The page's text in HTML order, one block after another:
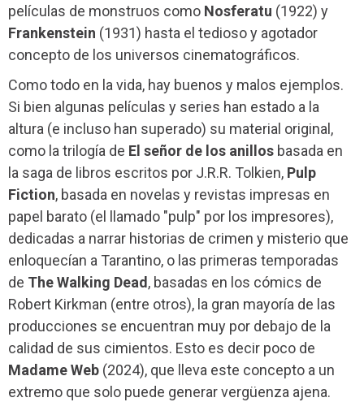
películas de monstruos como Nosferatu (1922) y
Frankenstein (1931) hasta el tedioso y agotador
concepto de los universos cinematográficos.
Como todo en la vida, hay buenos y malos ejemplos.
Si bien algunas películas y series han estado a la
altura (e incluso han superado) su material original,
como la trilogía de El señor de los anillos basada en
la saga de libros escritos por J.R.R. Tolkien, Pulp
Fiction, basada en novelas y revistas impresas en
papel barato (el llamado "pulp" por los impresores),
dedicadas a narrar historias de crimen y misterio que
enloquecían a Tarantino, o las primeras temporadas
de The Walking Dead, basadas en los cómics de
Robert Kirkman (entre otros), la gran mayoría de las
producciones se encuentran muy por debajo de la
calidad de sus cimientos. Esto es decir poco de
Madame Web (2024), que lleva este concepto a un
extremo que solo puede generar vergüenza ajena.